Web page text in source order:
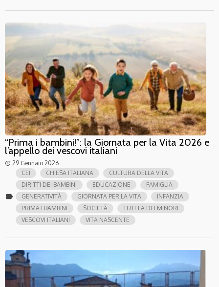
“Prima i bambini!”: la Giornata per la Vita 2026 e
l’appello dei vescovi italiani
access_time 29 Gennaio 2026
label
CEI CHIESA ITALIANA
CULTURA DELLA VITA
DIRITTI DEI BAMBINI
EDUCAZIONE
FAMIGLIA
GENERATIVITÀ
GIORNATA PER LA VITA
INFANZIA
PRIMA I BAMBINI
SOCIETÀ
TUTELA DEI MINORI
VESCOVI ITALIANI
VITA NASCENTE